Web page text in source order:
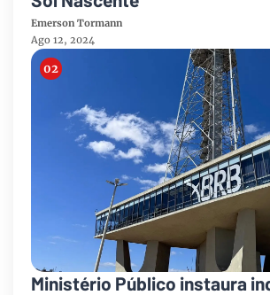
Emerson Tormann
Ago 12, 2024
Ministério Público instaura